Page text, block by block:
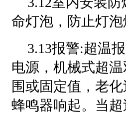
命灯泡，防止灯泡
3.13报警:超温
电源，机械式超
围或固定值，老
蜂鸣器响起。当